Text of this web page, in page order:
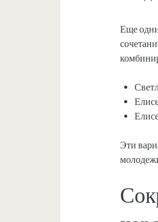
Еще
Эти